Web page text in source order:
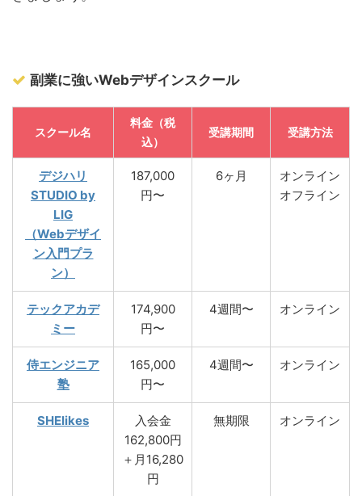
副業に強いWebデザインスクール
スクール名
料金（税
込）
受講期間 受講方法
デジハリ
STUDIO by
LIG
（Webデザイ
ン入門プラ
ン）
187,000
円〜
6ヶ月
オンライン
オフライン
テックアカデ
ミー
174,900
円〜
4週間〜 オンライン
侍エンジニア
塾
165,000
円〜
4週間〜 オンライン
SHElikes
入会金
162,800円
＋月16,280
円
無期限 オンライン